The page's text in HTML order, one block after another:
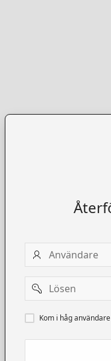
Användare
Password
Kom
i
Kom i håg användare